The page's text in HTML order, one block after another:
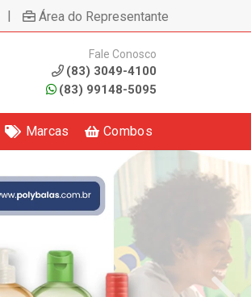
| Área do Representante
Fale Conosco
(83) 3049-4100
(83) 99148-5095
Marcas Combos